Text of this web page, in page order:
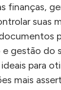
finanças,
suas
gestão do
para
mais